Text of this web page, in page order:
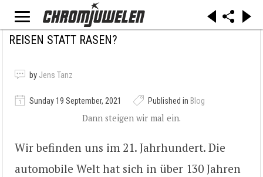
REISEN STATT RASEN?
by Jens Tanz
Sunday 19 September, 2021 Published in Blog
Dann steigen wir mal ein.
Wir befinden uns im 21. Jahrhundert. Die
automobile Welt hat sich in über 130 Jahren